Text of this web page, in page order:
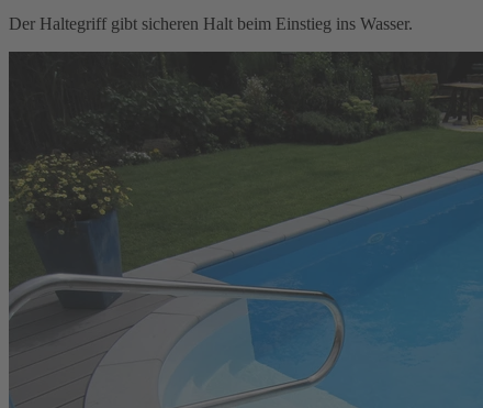
Der Haltegriff gibt sicheren Halt beim Einstieg ins Wasser.